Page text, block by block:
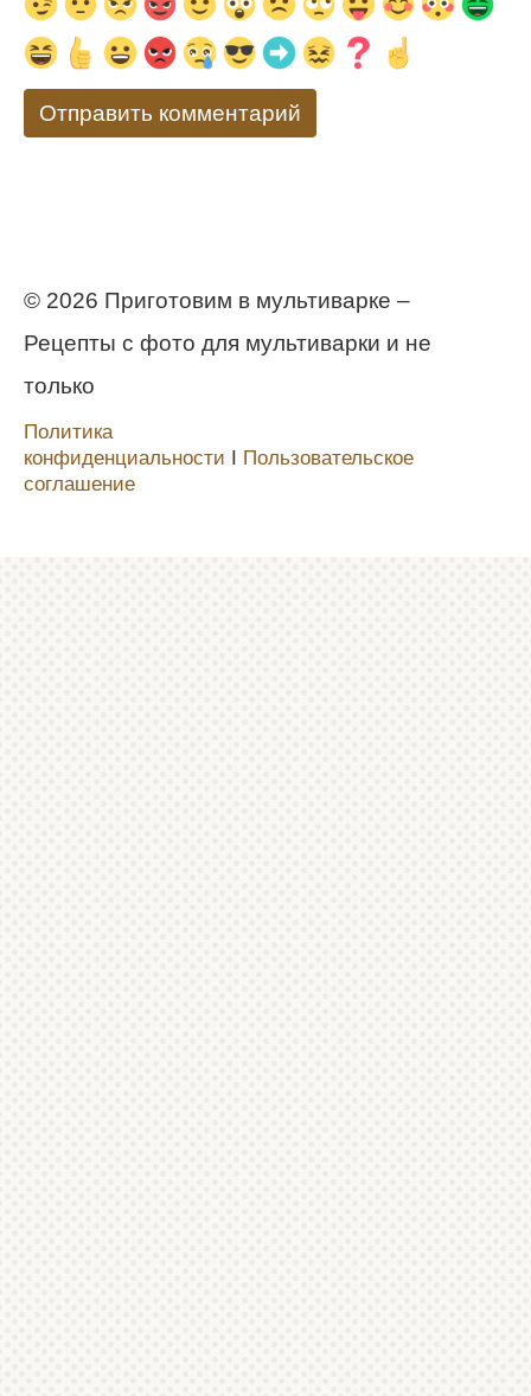
© 2026 Приготовим в мультиварке –
Рецепты с фото для мультиварки и не
только
Политика
конфиденциальности Ι Пользовательское
соглашение